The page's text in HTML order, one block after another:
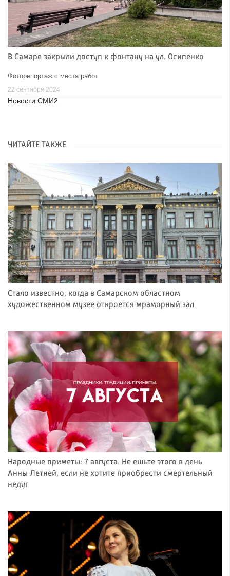
В Самаре закрыли доступ к фонтану на ул. Осипенко
Фоторепортаж с места работ
22 сентября 2024
Новости СМИ2
ЧИТАЙТЕ ТАКЖЕ
Стало известно, когда в Самарском областном
художественном музее откроется мраморный зал
Народные приметы: 7 августа. Не ешьте этого в день
Анны Летней, если не хотите приобрести смертельный
недуг